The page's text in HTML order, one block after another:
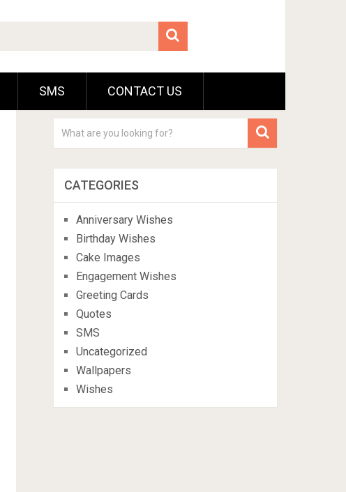
SMS CONTACT US
CATEGORIES
Anniversary Wishes
Birthday Wishes
Cake Images
Engagement Wishes
Greeting Cards
Quotes
SMS
Uncategorized
Wallpapers
Wishes